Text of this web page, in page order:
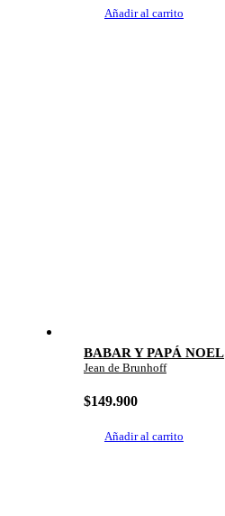
Añadir al carrito
BABAR Y PAPÁ NOEL
Jean de Brunhoff
$149.900
Añadir al carrito